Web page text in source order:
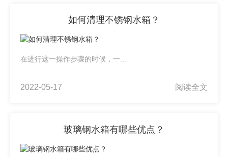
如何清理不锈钢水箱？
在进行这一操作步骤的时候，一...
2022-05-17 阅读全文
玻璃钢水箱有哪些优点？